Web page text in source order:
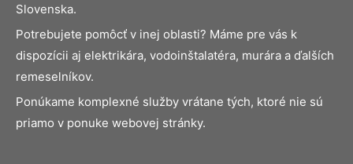
Slovenska.
Potrebujete pomôcť v inej oblasti? Máme pre vás k
dispozícii aj elektrikára, vodoinštalatéra, murára a ďalších
remeselníkov.
Ponúkame komplexné služby vrátane tých, ktoré nie sú
priamo v ponuke webovej stránky.